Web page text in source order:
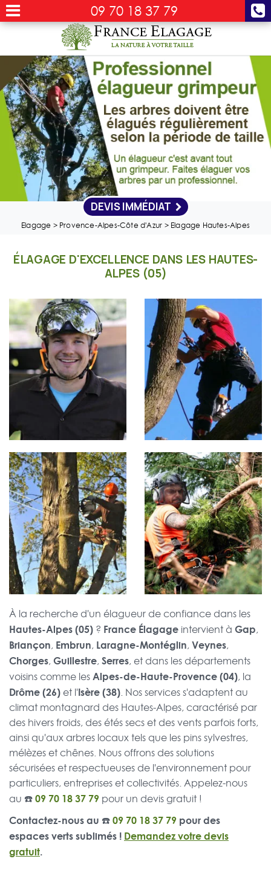
09 70 18 37 79
DEVIS IMMÉDIAT
Elagage > Provence-Alpes-Côte d'Azur > Elagage Hautes-Alpes
ÉLAGAGE D'EXCELLENCE DANS LES HAUTES-
ALPES (05)
À la recherche d'un élagueur de confiance dans les
Hautes-Alpes (05) ? France Élagageintervient à Gap,
Briançon, Embrun, Laragne-Montéglin, Veynes,
Chorges, Guillestre, Serres, et dans les départements
voisins comme lesAlpes-de-Haute-Provence (04), la
Drôme (26) et l'Isère (38). Nos services s'adaptent au
climat montagnard des Hautes-Alpes, caractérisé par
des hivers froids, des étés secs et des vents parfois forts,
ainsi qu'aux arbres locaux tels que les pins sylvestres,
mélèzes et chênes. Nous offrons des solutions
sécurisées et respectueuses de l'environnement pour
particuliers, entreprises et collectivités. Appelez-nous
au ☎️09 70 18 37 79 pour un devis gratuit !
Contactez-nous au ☎️09 70 18 37 79 pour des
espaces verts sublimés ! Demandez votre devis
gratuit.